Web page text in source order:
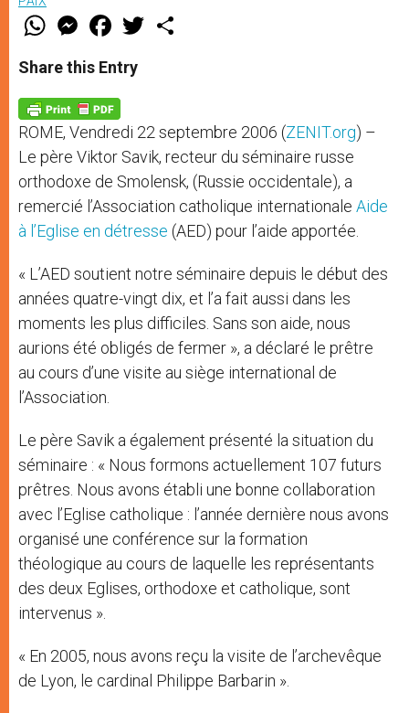
W
t
s
p
p
M
e
s
e
g
e
r
F
a
e
b
o
k
w
Share this Entry
ROME, Vendredi 22 septembre 2006 (ZENIT.org) –
Le père Viktor Savik, recteur du séminaire russe
orthodoxe de Smolensk, (Russie occidentale), a
remercié l’Association catholique internationale Aide
à l’Eglise en détresse (AED) pour l’aide apportée.
« L’AED soutient notre séminaire depuis le début des
années quatre-vingt dix, et l’a fait aussi dans les
moments les plus difficiles. Sans son aide, nous
aurions été obligés de fermer », a déclaré le prêtre
au cours d’une visite au siège international de
l’Association.
Le père Savik a également présenté la situation du
séminaire : « Nous formons actuellement 107 futurs
prêtres. Nous avons établi une bonne collaboration
avec l’Eglise catholique : l’année dernière nous avons
organisé une conférence sur la formation
théologique au cours de laquelle les représentants
des deux Eglises, orthodoxe et catholique, sont
intervenus ».
« En 2005, nous avons reçu la visite de l’archevêque
de Lyon, le cardinal Philippe Barbarin ».